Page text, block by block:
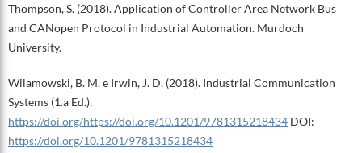
Thompson, S. (2018). Application of Controller Area Network Bus
and CANopen Protocol in Industrial Automation. Murdoch
University.
Wilamowski, B. M. e Irwin, J. D. (2018). Industrial Communication
Systems (1.a Ed.).
https://doi.org/https://doi.org/10.1201/9781315218434DOI:
https://doi.org/10.1201/9781315218434